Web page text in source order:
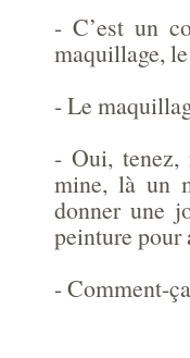
- C’est un
maquillage,
- Le
- Oui, tenez,
mine, là un
donner une
peinture
- Comment-